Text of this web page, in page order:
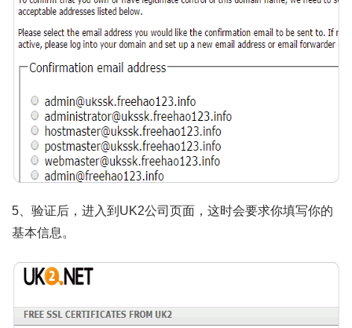
5、验证后，进入到UK2公司页面，这时会要求你填写你的
基本信息。